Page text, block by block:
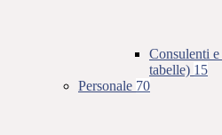
Consulenti
tabelle) 15
Personale 70